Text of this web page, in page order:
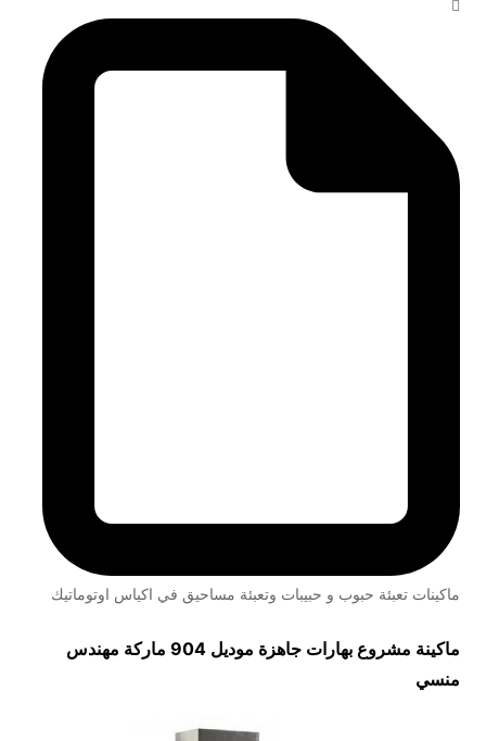
ماكينات تعبئة حبوب و حبيبات وتعبئة مساحيق في اكياس اوتوماتيك
ماكينة مشروع بهارات جاهزة موديل 904 ماركة مهندس
منسي